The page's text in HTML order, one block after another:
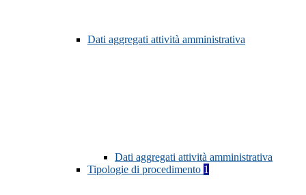
Dati aggregati attività amministrativa
Dati aggregati attività amministrativa
Tipologie di procedimento 1